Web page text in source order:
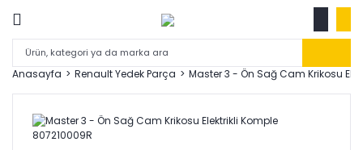
Anasayfa Renault Yedek Parça Master 3 - Ön Sağ Cam Krikosu